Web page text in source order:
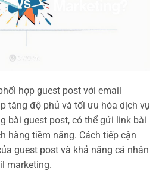
hợp guest post với email
tăng độ phủ và tối ưu hóa dịch vụ
bài guest post, có thể gửi link bài
hàng tiềm năng. Cách tiếp cận
guest post và khả năng cá nhân
marketing.